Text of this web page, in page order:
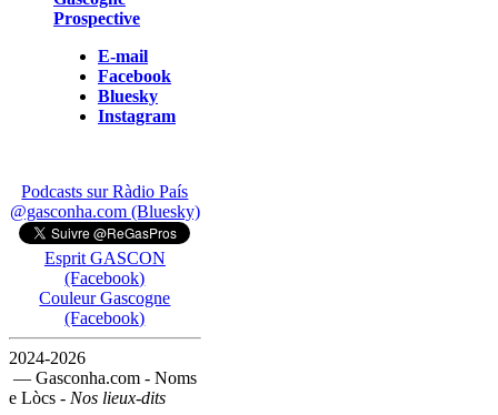
Prospective
E-mail
Facebook
Bluesky
Instagram
Podcasts sur Ràdio País
@gasconha.com (Bluesky)
Esprit GASCON
(Facebook)
Couleur Gascogne
(Facebook)
2024-2026
— Gasconha.com - Noms
e Lòcs - Nos lieux-dits